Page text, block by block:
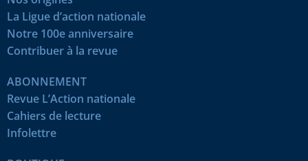
La Ligue d’action nationale
Notre 100e anniversaire
Contribuer à la revue
ABONNEMENT
Revue L’Action nationale
Cahiers de lecture
Infolettre